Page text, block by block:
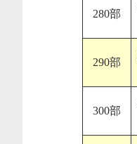
280部
290部
300部